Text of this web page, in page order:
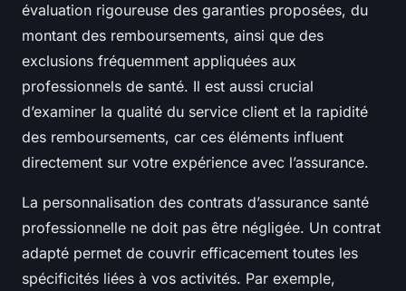
évaluation rigoureuse des garanties proposées, du
montant des remboursements, ainsi que des
exclusions fréquemment appliquées aux
professionnels de santé. Il est aussi crucial
d’examiner la qualité du service client et la rapidité
des remboursements, car ces éléments influent
directement sur votre expérience avec l’assurance.
La personnalisation des contrats d’assurance santé
professionnelle ne doit pas être négligée. Un contrat
adapté permet de couvrir efficacement toutes les
spécificités liées à vos activités. Par exemple,